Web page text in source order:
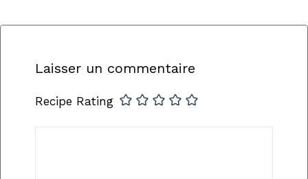
Laisser un commentaire
Recipe Rating